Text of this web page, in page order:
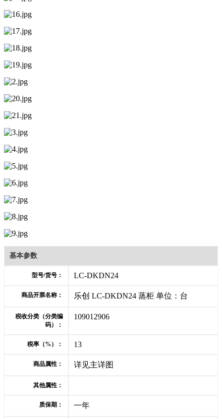
基本参数
型号/货号： LC-DKDN24
商品开票名称： 乐创 LC-DKDN24 蒸柜 单位：台
税收分类（分类编
码）：
109012906
税率（%）： 13
商品属性： 详见主详图
其他属性：
质保期： 一年